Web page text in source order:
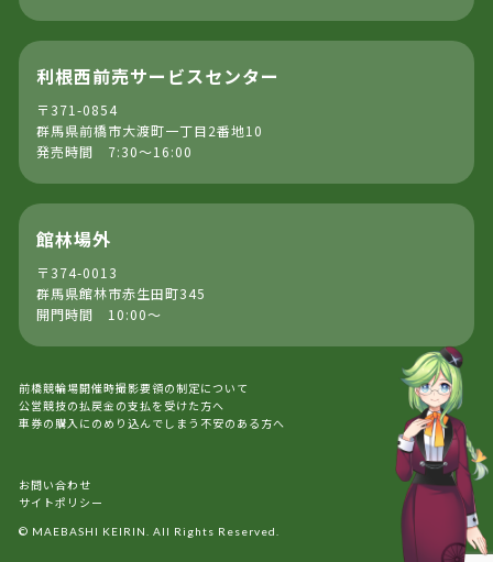
利根西前売サービスセンター
〒371-0854
群馬県前橋市大渡町一丁目2番地10
発売時間 7:30～16:00
館林場外
〒374-0013
群馬県館林市赤生田町345
開門時間 10:00～
前橋競輪場開催時撮影要領の制定について
公営競技の払戻金の支払を受けた方へ
車券の購入にのめり込んでしまう不安のある方へ
お問い合わせ
サイトポリシー
© MAEBASHI KEIRIN. All Rights Reserved.